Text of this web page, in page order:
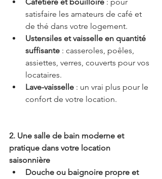
Cafetière et bouilloire : pour
satisfaire les amateurs de café et
de thé dans votre logement.
Ustensiles et vaisselle en quantité
suffisante : casseroles, poêles,
assiettes, verres, couverts pour vos
locataires.
Lave-vaisselle : un vrai plus pour le
confort de votre location.
2. Une salle de bain moderne et
pratique dans votre location
saisonnière
Douche ou baignoire propre et